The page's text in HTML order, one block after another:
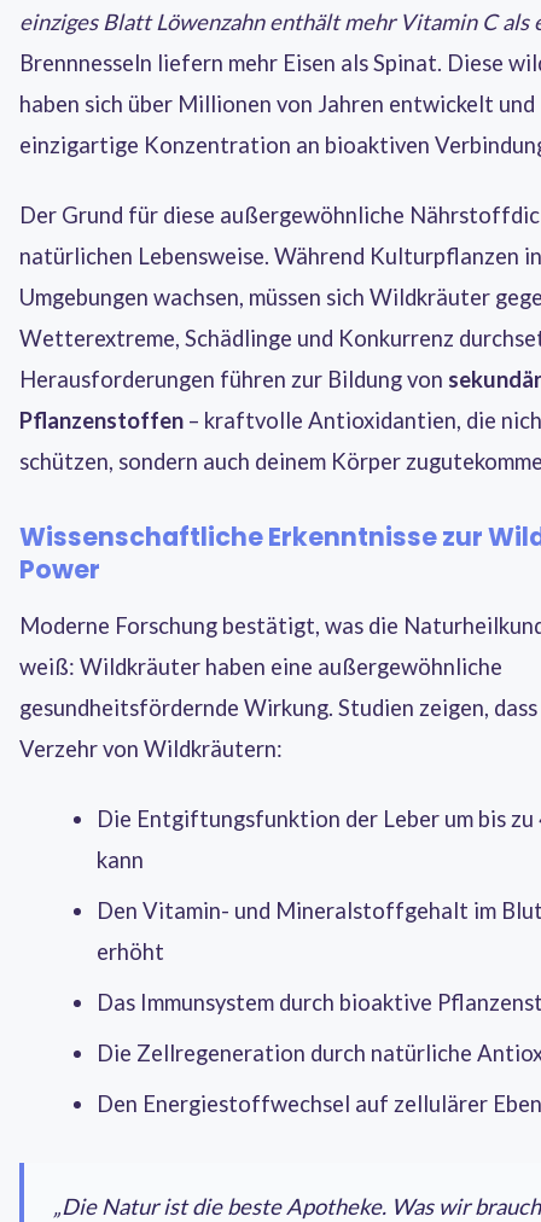
einziges Blatt Löwenzahn enthält mehr Vitamin C als
Brennnesseln liefern mehr Eisen als Spinat. Diese
haben sich über Millionen von Jahren entwickelt und
einzigartige Konzentration an bioaktiven
Der Grund für diese außergewöhnliche
natürlichen Lebensweise. Während Kulturpflanzen
Umgebungen wachsen, müssen sich Wildkräuter
Wetterextreme, Schädlinge und Konkurrenz
Herausforderungen führen zur Bildung von
Pflanzenstoffen – kraftvolle Antioxidantien, die
schützen, sondern auch deinem Körper
Wissenschaftliche Erkenntnisse zur
Power
Moderne Forschung bestätigt, was die
weiß: Wildkräuter haben eine außergewöhnliche
gesundheitsfördernde Wirkung. Studien zeigen,
Verzehr von Wildkräutern:
Die Entgiftungsfunktion der Leber um bis zu
kann
Den Vitamin- und Mineralstoffgehalt im
erhöht
Das Immunsystem durch bioaktive
Die Zellregeneration durch natürliche
Den Energiestoffwechsel auf zellulärer
„Die Natur ist die beste Apotheke. Was wir